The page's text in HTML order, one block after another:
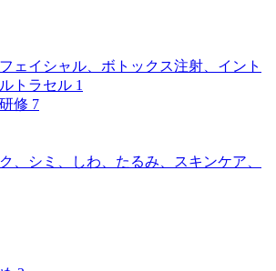
ェイシャル、ボトックス注射、イント
トラセル 1
修 7
、シミ、しわ、たるみ、スキンケア、